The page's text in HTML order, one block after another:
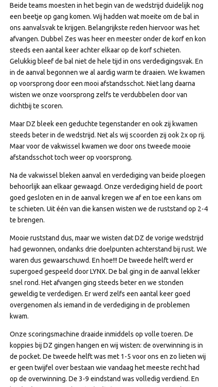
Beide teams moesten in het begin van de wedstrijd duidelijk nog
een beetje op gang komen. Wij hadden wat moeite om de bal in
ons aanvalsvak te krijgen. Belangrijkste reden hiervoor was het
afvangen. Dubbel Zes was heer en meester onder de korf en kon
steeds een aantal keer achter elkaar op de korf schieten.
Gelukkig bleef de bal niet de hele tijd in ons verdedigingsvak. En
in de aanval begonnen we al aardig warm te draaien. We kwamen
op voorsprong door een mooi afstandsschot. Niet lang daarna
wisten we onze voorsprong zelfs te verdubbelen door van
dichtbij te scoren.
Maar DZ bleek een geduchte tegenstander en ook zij kwamen
steeds beter in de wedstrijd. Net als wij scoorden zij ook 2x op rij.
Maar voor de vakwissel kwamen we door ons tweede mooie
afstandsschot toch weer op voorsprong.
Na de vakwissel bleken aanval en verdediging van beide ploegen
behoorlijk aan elkaar gewaagd. Onze verdediging hield de poort
goed gesloten en in de aanval kregen we af en toe een kans om
te schieten. Uit één van die kansen wisten we de ruststand op 2-4
te brengen.
Mooie ruststand dus, maar we wisten dat DZ de vorige wedstrijd
had gewonnen, ondanks drie doelpunten achterstand bij rust. We
waren dus gewaarschuwd. En hoe!!! De tweede helft werd er
supergoed gespeeld door LYNX. De bal ging in de aanval lekker
snel rond. Het afvangen ging steeds beter en we stonden
geweldig te verdedigen. Er werd zelfs een aantal keer goed
overgenomen als iemand in de verdediging in de problemen
kwam.
Onze scoringsmachine draaide inmiddels op volle toeren. De
koppies bij DZ gingen hangen en wij wisten: de overwinning is in
de pocket. De tweede helft was met 1-5 voor ons en zo lieten wij
er geen twijfel over bestaan wie vandaag het meeste recht had
op de overwinning. De 3-9 eindstand was volledig verdiend. En